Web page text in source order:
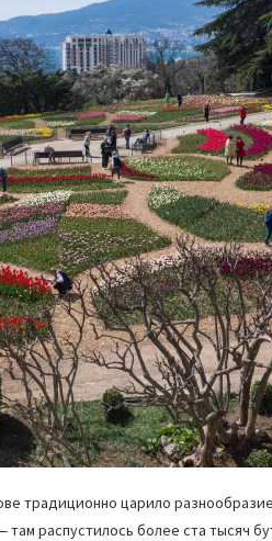
традиционно царило
распустилось более ста тысяч